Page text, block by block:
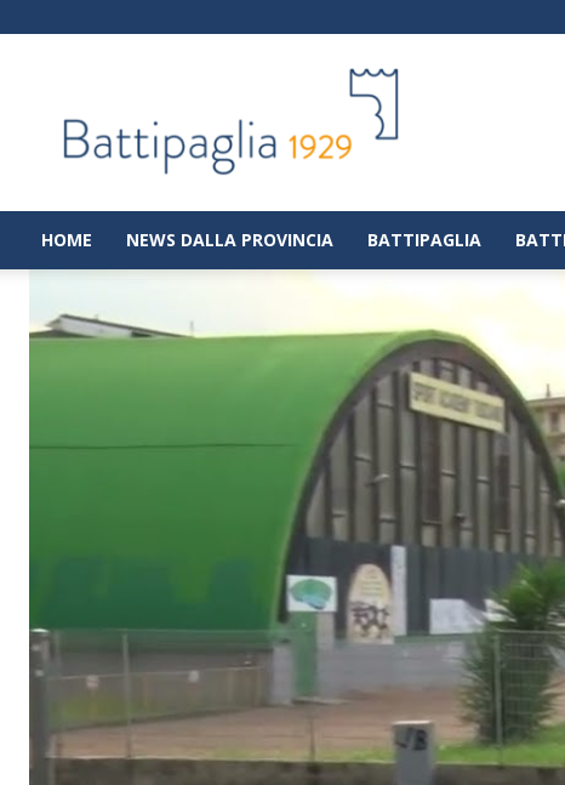
|
Notizie
dalla
città
di
HOME NEWS DALLA PROVINCIA BATTIPAGLIA